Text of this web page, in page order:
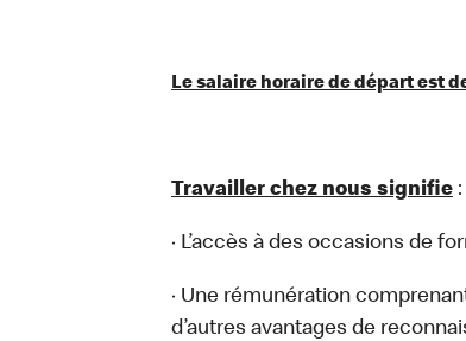
Le salaire horaire de départ est
Travailler chez nous signifie :
· L’accès à des occasions de
· Une rémunération
d’autres avantages de